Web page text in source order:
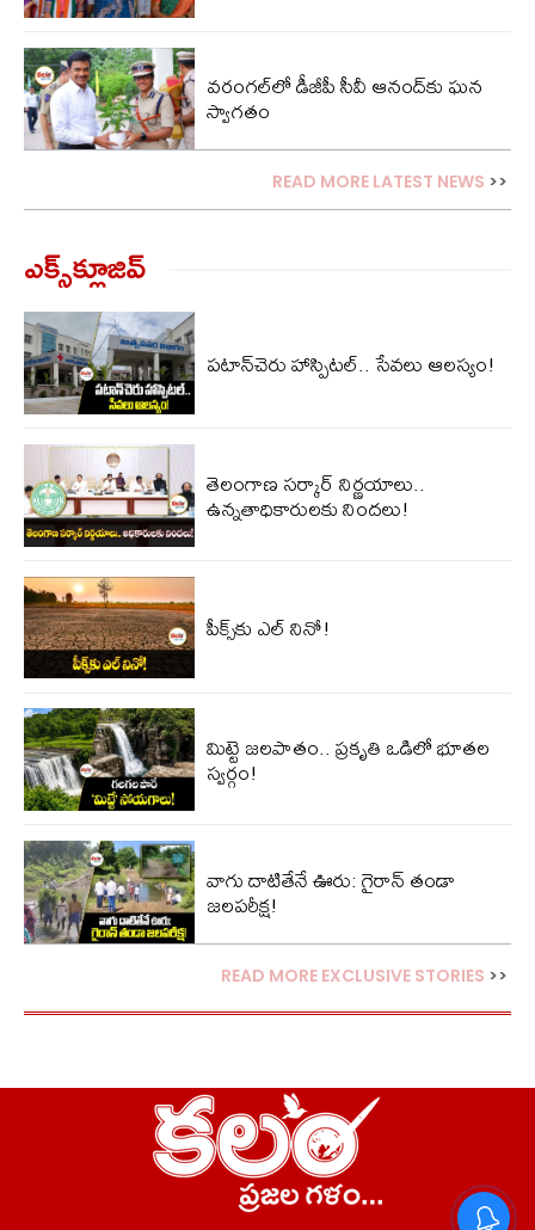
వరంగల్‌లో డీజీపీ సీవీ ఆనంద్‌కు ఘన
స్వాగతం
READ MORE LATEST NEWS >>
ఎక్స్‌క్లూజివ్‌
పటాన్‌చెరు హాస్పిటల్.. సేవలు ఆలస్యం!
తెలంగాణ సర్కార్ నిర్ణయాలు..
ఉన్నతాధికారులకు నిందలు!
పీక్స్‌కు ఎల్‌ నినో!
మిట్టె జలపాతం.. ప్రకృతి ఒడిలో భూతల
స్వర్గం!
వాగు దాటితేనే ఊరు: గైరాన్ తండా
జలపరీక్ష!
READ MORE EXCLUSIVE STORIES >>